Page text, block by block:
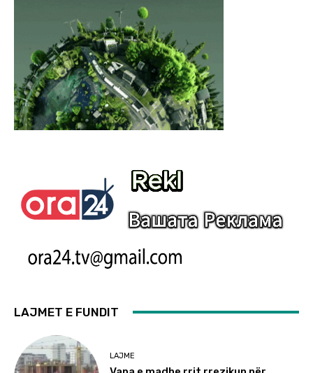
LAJMET E FUNDIT
LAJME